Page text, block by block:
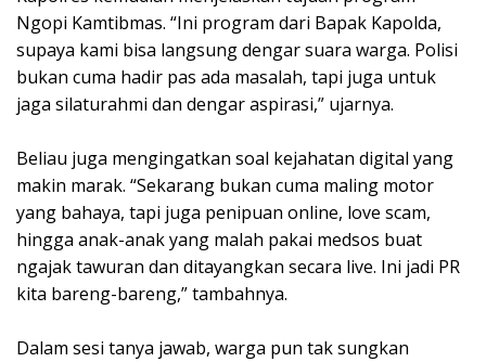
Ngopi Kamtibmas. “Ini program dari Bapak Kapolda,
supaya kami bisa langsung dengar suara warga. Polisi
bukan cuma hadir pas ada masalah, tapi juga untuk
jaga silaturahmi dan dengar aspirasi,” ujarnya.
Beliau juga mengingatkan soal kejahatan digital yang
makin marak. “Sekarang bukan cuma maling motor
yang bahaya, tapi juga penipuan online, love scam,
hingga anak-anak yang malah pakai medsos buat
ngajak tawuran dan ditayangkan secara live. Ini jadi PR
kita bareng-bareng,” tambahnya.
Dalam sesi tanya jawab, warga pun tak sungkan